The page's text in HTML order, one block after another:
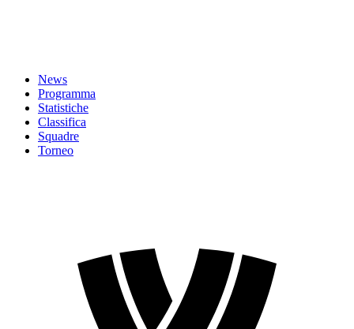
News
Programma
Statistiche
Classifica
Squadre
Torneo